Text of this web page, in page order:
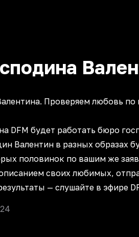
Проверяем любовь
DFM будет работать бюро
Валентин в разных образах
половинок по вашим же
своих любимых,
— слушайте в эфире